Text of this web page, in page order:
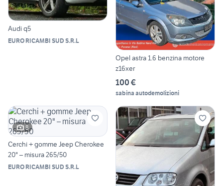
Audi q5
EURO RICAMBI SUD S.R.L
Opel astra 1.6 benzina motore
z16xer
100 €
sabina autodemolizioni
8
Cerchi + gomme Jeep Cherokee
20" – misura 265/50
EURO RICAMBI SUD S.R.L